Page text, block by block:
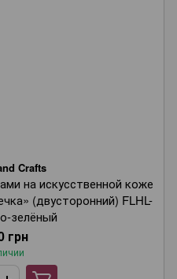
Crafts
на искусственной коже
(двусторонний) FLHL-
зелёный
грн